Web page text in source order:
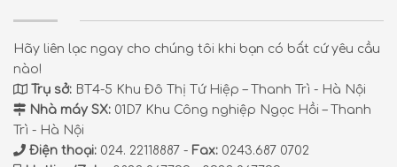
Hãy liên lạc ngay cho chúng tôi khi bạn có bất cứ yêu cầu
nào!
Trụ sở: BT4-5 Khu Đô Thị Tứ Hiệp – Thanh Trì - Hà Nội
Nhà máy SX: 01D7 Khu Công nghiệp Ngọc Hồi – Thanh
Trì - Hà Nội
Điện thoại: 024. 22118887 - Fax: 0243.687 0702